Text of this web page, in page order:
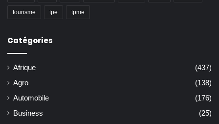
tourisme tpe tpme
Catégories
Afrique
(437)
Agro
(138)
Automobile
(176)
Business
(25)